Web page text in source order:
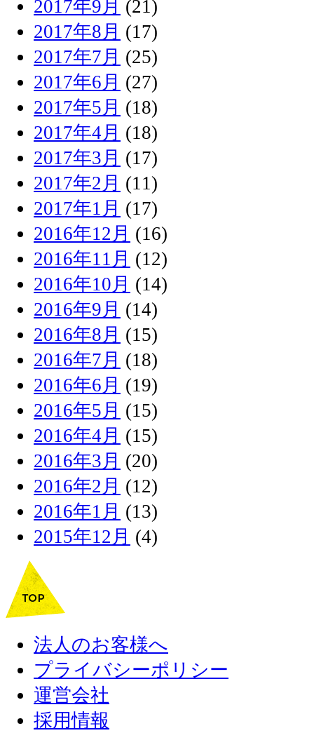
2017年9月 (21)
2017年8月 (17)
2017年7月 (25)
2017年6月 (27)
2017年5月 (18)
2017年4月 (18)
2017年3月 (17)
2017年2月 (11)
2017年1月 (17)
2016年12月 (16)
2016年11月 (12)
2016年10月 (14)
2016年9月 (14)
2016年8月 (15)
2016年7月 (18)
2016年6月 (19)
2016年5月 (15)
2016年4月 (15)
2016年3月 (20)
2016年2月 (12)
2016年1月 (13)
2015年12月 (4)
法人のお客様へ
プライバシーポリシー
運営会社
採用情報